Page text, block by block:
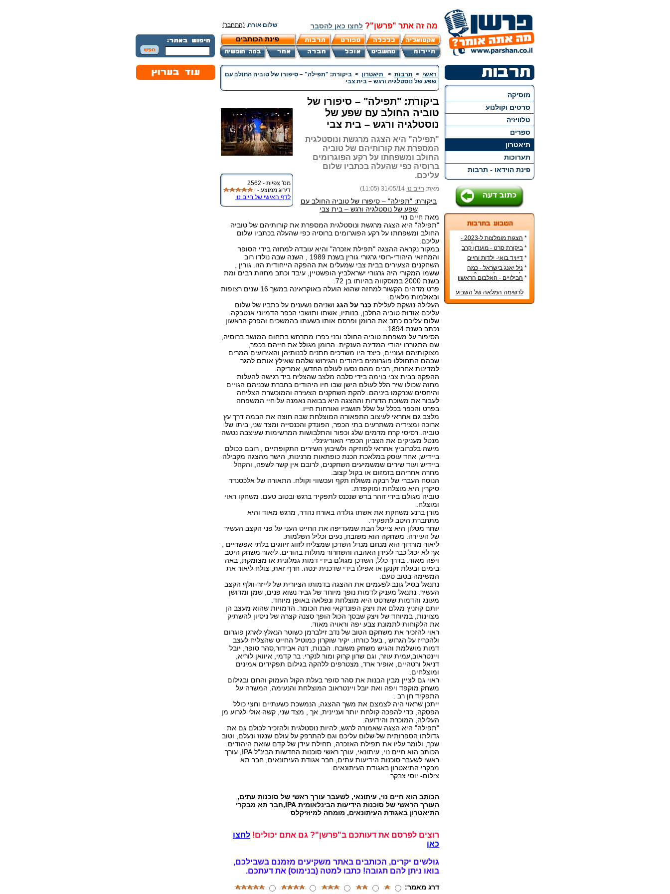
מה זה אתר "פרשן"? לחצו כאן להסבר שלום אורח, (התחבר)
פינת הכותבים
מוסיקה
סרטים וקולנוע
טלוויזיה
ספרים
תיאטרון
תערוכות
פינת הוידאו - תרבות
*
הצגות מומלצות ל-2023 -
הרשימה הטובה ביותר!
* ביקורת סרט - מועדון קרב
* דייויד בואי- ילדות וחיים
אישיים
* ניל יאנג בישראל - כמה
עולה כרטיס להופעה?
* הבילויים - האלבום הראשון
לרשימה המלאה של השבוע
ראשי > תרבות > תיאטרון > ביקורת: "תפילה" – סיפורו של טוביה החולב עם
שפע של נוסטלגיה ורגש – בית צבי
מס' צפיות - 2562
דירוג ממוצע -
לדף האישי של חיים נוי
ביקורת: "תפילה" – סיפורו של
טוביה החולב עם שפע של
נוסטלגיה ורגש – בית צבי
"תפילה" היא הצגה מרגשת ונוסטלגית
המספרת את קורותיהם של טוביה
החולב ומשפחתו על רקע הפוגרומים
ברוסיה כפי שהעלה בכתביו שלום
עליכם.
מאת: חיים נוי 31/05/14 (11:05)
ביקורת: "תפילה" – סיפורו של טוביה החולב עם
שפע של נוסטלגיה ורגש – בית צבי
מאת חיים נוי
"תפילה" היא הצגה מרגשת ונוסטלגית המספרת את קורותיהם של טוביה
החולב ומשפחתו על רקע הפוגרומים ברוסיה כפי שהעלה בכתביו שלום
עליכם.
במקור נקראה ההצגה "תפילת אזכרה" והיא עובדה למחזה בידי הסופר
והמחזאי היהודי-רוסי גרגורי גורין בשנת 1989 , השנה שבה נולדו רוב
השחקנים הצעירים בבית צבי שמעלים את ההפקה הייחודית הזו. גורין ,
ששמו המקורי היה גרגורי ישראלביץ הופשטיין, עיבד וכתב מחזות רבים ומת
בשנת 2000 במוסקווה בהיותו בן 72.
פרט מדהים הקשור למחזה שהוא הועלה באוקראינה במשך 16 שנים רצופות
ובאולמות מלאים.
העלילה נושקת לעלילת כנר על הגג ושניהם נשענים על כתביו של שלום
עליכם אודות טוביה החלבן, בנותיו, אשתו ותושבי הכפר הדמיוני אנטבקה.
שלום עליכם כתב את הרומן ופרסם אותו בשעתו בהמשכים והפרק הראשון
נכתב בשנת 1894.
הסיפור על משפחת טוביה החולב ובני כפרו מתרחש בתחום המושב ברוסיה,
שם התגוררו יהודי המדינה הענקית. הרומן מגולל את חייהם בכפר,
מצוקותיהם ועוניים, כיצד היו משדכים חתנים לבנותיהן והאירועים המרים
שבהם התחוללו פוגרומים ביהודים והגירוש שלהם שאילץ אותם להגר
למדינות אחרות, רבים מהם נסעו לעולם החדש, אמריקה.
ההפקה בבית צבי בוימה בידי סלבה מלצב שהצליח ביד רגישה להעלות
מחזה שכולו שיר הלל לעולם הישן שבו חיו היהודים בחברת שכניהם הגויים
והיחסים שנרקמו ביניהם. להקת השחקנים הצעירה והמוכשרת הצליחה
לעבור את משוכת הדורות וההצגה היא בבואה נאמנה על חיי המשפחה
בפרט והכפר בכלל על שלל תושביו ואורחות חייו.
מלצב גם אחראי לעיצוב התפאורה המוצלחת שבה חוצה את הבמה דרך עץ
ארוכה ומצידיה משתרעים בתי הכפר, הפונדק והכנסייה ומצד שני, ביתו של
טוביה. רסיסי קרח מדמים שלג וכפור והתלבושות המרשימות שעיצבה נטשה
מנטל מעניקים את הצביון הכפרי האוריגינלי.
מישה בלכרוביץ אחראי למוזיקה ולשיבוץ השירים התקופתיים , רובם ככולם
ביידיש, אחד עוסק במלאכת הכנת כופתאות מרנינות, הישר מהצגה מקבילה
ביידיש ועוד שירים שמשמיעים השחקנים, לרובם אין קשר לשפה, והקהל
מחרה אחריהם בזמזום או בקול קצוב.
הנוסח העברי של רבקה משולח תקף ועכשווי וקולח. התאורה של אלכסנדר
סיקרין היא מוצלחת ומוקפדת.
טוביה מגולם בידי זוהר בדש שנכנס לתפקיד ברגש ובטוב טעם. משחקו ראוי
ומוצלח.
מורן ברנע משחקת את אשתו גולדה באורח נהדר, מרגש מאוד והיא
מתחברת היטב לתפקיד.
שחר מטלון היא צייטל הבת שמעדיפה את החייט העני על פני הקצב העשיר
של העיירה. משחקה הוא משובח, נעים וכליל השלמות.
ליאור מורדוך הוא מנחם מנדל השדכן שמצליח לזווג זיווגים בלתי אפשריים ,
אך לא יכול כבר לעידן האהבה והשחרור מתלות בהורים. ליאור משחק היטב
ויפה מאוד. בדרך כלל, השדכן מגולם בידי דמות גמלונית או מצומקת, באה
בימים ובעלת זקנקן או אפילו בידי שדכנית ינטה. חרף זאת, צולח ליאור את
המשימה בטוב טעם.
נתנאל בסיל גונב לפעמים את ההצגה בדמותו הציורית של לייזר-וולף הקצב
העשיר. נתנאל מעניק לדמות נופך מיוחד של גביר נשוא פנים, שמן ומדושן
מעונג והדמות ששרטט היא מוצלחת ונפלאה באופן מיוחד.
יותם קוזניץ מגלם את ויצק הפונדקאי ואת הכומר. הדמויות שהוא מעצב הן
מצוינות, במיוחד של ויצק שבסך הכול הופך סצנה קצרה של ניסיון להשתיק
את הלקוחות לתמונת צבע יפה וראויה מאוד.
ראוי להזכיר את משחקם הטוב של נדב זילברמן כשוטר הנאלץ לארגן פוגרום
ולהכריז על הגרוש , בעל כורחו. יקיר שוקרון כמוטיל החייט שהצליח לעצב
דמות מושלמת והגיש משחק משובח. הבנות, דנה אבידור,סהר סופר, יובל
ויינטראוב,עמית עוזר, וגם שרון קרוק ומור לנקרי. בר קדמי, איוואן לוריא,
דניאל ורטהיים, אופיר ארד, מצטרפים ללהקה בגילום תפקידים אמינים
ומוצלחים.
ראוי גם לציין מבין הבנות את סהר סופר בעלת הקול העמוק והחם ובגילום
משחק מוקפד ויפה ואת יובל ויינטראוב המוצלחת והנעימה, המשרה על
התפקיד חן רב .
ייתכן שראוי היה לצמצם את משך ההצגה, הנמשכת כשעתיים וחצי כולל
הפסקה, כדי להפכה קולחת יותר ועניינית, אך , מצד שני, קשה אולי לגרוע מן
העלילה, המוכרת והידועה.
"תפילה" היא הצגה שאמורה לרגש, להיות נוסטלגית ולהזכיר לכולם גם את
גדולתו הספרותית של שלום עליכם וגם להתרפק על עולם שנגוז ונעלם, וטוב
שכך, ולומר עליו את תפילת האזכרה, תחילת עידן של קדם שואת היהודים.
הכותב הוא חיים נוי, עיתונאי, עורך ראשי סוכנות החדשות הבינ"ל IPA, עורך
ראשי לשעבר סוכנות הידיעות עתים, חבר אגודת העיתונאים, חבר תא
מבקרי התיאטרון באגודת העיתונאים.
צילום- יוסי צבקר
הכותב הוא חיים נוי, עיתונאי, לשעבר עורך ראשי של סוכנות עתים,
העורך הראשי של סוכנות הידיעות הבינלאומית IPA,חבר תא מבקרי
התיאטרון באגודת העיתונאים, מומחה למיוזיקלס
רוצים לפרסם את דעותכם ב"פרשן"? גם אתם יכולים! לחצו
כאן
גולשים יקרים, הכותבים באתר משקיעים מזמנם בשבילכם,
בואו ניתן להם תגובה! כתבו למטה (בנימוס) את דעתכם.
דרג מאמר: